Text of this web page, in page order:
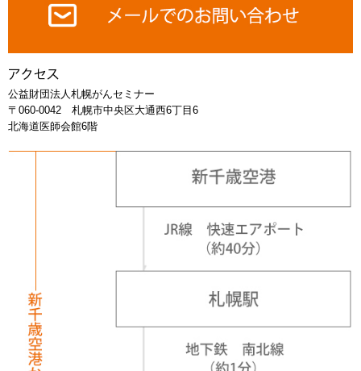
公益財団法人札幌がんセミナー
〒060-0042 札幌市中央区大通西6丁目6
北海道医師会館6階